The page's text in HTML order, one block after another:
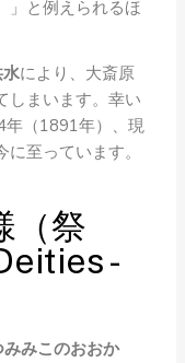
」と例えられるほ
により、大斎原
しまいます。幸い
年（1891年）、現
至っています。
（祭
-
みこのおおか